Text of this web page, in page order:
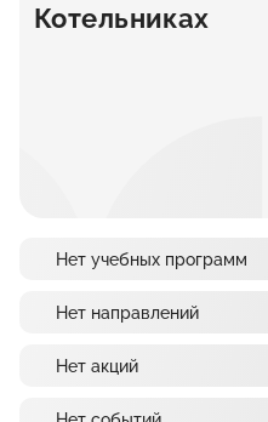
Котельниках
Нет учебных программ
Нет направлений
Нет акций